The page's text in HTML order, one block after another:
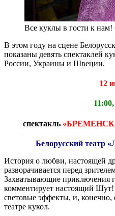
Все куклы в гости к
В этом году на сцене
показаны девять спектаклей
России, Украины и Швеции.
12
спектакль
Белорусский театр
История о любви, настоящей
разворачивается перед
Захватывающие приключения
комментирует настоящий
световые эффекты, и,
театре кукол.